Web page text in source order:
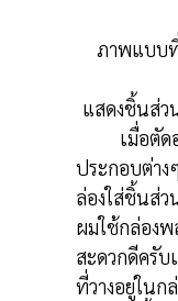
ภาพแบบ
แสดงชิ้นส่ว
เมื่อตัดออ
ประกอบต่าง
ล่องใส่ชิ้นส่ว
ผมใช้กล่อง
สะดวกดีครับ
ที่วางอยู่ในก